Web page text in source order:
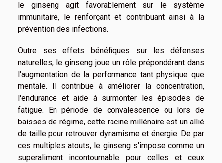
le ginseng agit favorablement sur le système
immunitaire, le renforçant et contribuant ainsi à la
prévention des infections.
Outre ses effets bénéfiques sur les défenses
naturelles, le ginseng joue un rôle prépondérant dans
l'augmentation de la performance tant physique que
mentale. Il contribue à améliorer la concentration,
l'endurance et aide à surmonter les épisodes de
fatigue. En période de convalescence ou lors de
baisses de régime, cette racine millénaire est un allié
de taille pour retrouver dynamisme et énergie. De par
ces multiples atouts, le ginseng s'impose comme un
superaliment incontournable pour celles et ceux